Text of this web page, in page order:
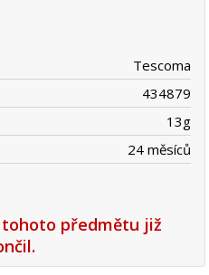
Tescoma
434879
13g
24 měsíců
předmětu již